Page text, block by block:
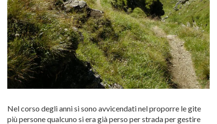
Nel corso degli anni si sono avvicendati nel proporre le gite
più persone qualcuno si era già perso per strada per gestire